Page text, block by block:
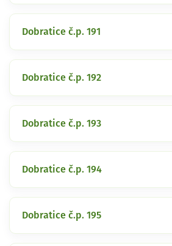
Dobratice č.p. 191
Dobratice č.p. 192
Dobratice č.p. 193
Dobratice č.p. 194
Dobratice č.p. 195